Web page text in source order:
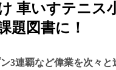
車いすテニス
題図書に！
3連覇など偉業を次々